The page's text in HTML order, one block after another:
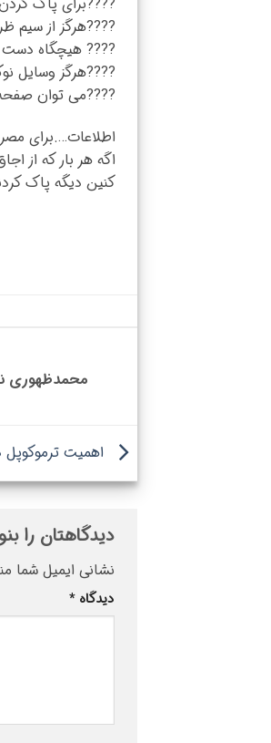
????هرگز از ⁣سیم
???? هیچگاه ⁣دست
????هرگز ⁣وسایل
????می توان
اطلاعات….برای
اگه هر بار که از
کنین دیگه پاک
محمدظهوری
اهمیت ترموکوپل
دیدگاهتان را
نشانی ایمیل شما
دیدگاه *